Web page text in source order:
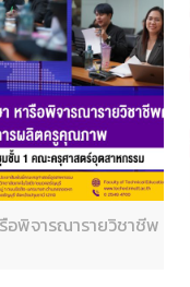
อพิจารณารายวิชาชีพ